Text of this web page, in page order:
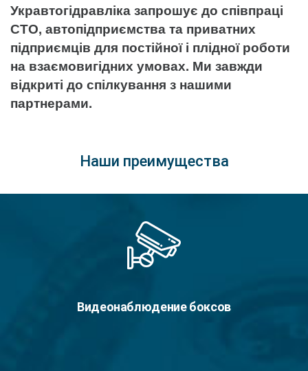
Укравтогідравліка запрошує до співпраці
СТО, автопідприємства та приватних
підприємців для постійної і плідної роботи
на взаємовигідних умовах. Ми завжди
відкриті до спілкування з нашими
партнерами.
Наши преимущества
Видеонаблюдение боксов